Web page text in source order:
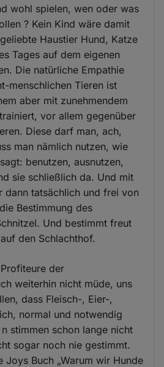
wohl spielen, wen oder was
? Kein Kind wäre damit
Haustier Hund, Katze
Tages auf dem eigenen
Die natürliche Empathie
menschlichen Tieren ist
aber mit zunehmendem
vor allem gegenüber
Diese darf man, ach,
man nämlich nutzen, wie
benutzen, ausnutzen,
sie schließlich da. Und mit
dann tatsächlich und frei von
Bestimmung des
Und bestimmt freut
den Schlachthof.
der
weiterhin nicht müde, uns
dass Fleisch-, Eier-,
normal und notwendig
stimmen schon lange nicht
sogar noch nie gestimmt.
Joys Buch „Warum wir Hunde